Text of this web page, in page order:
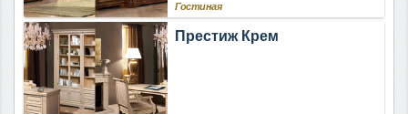
Гостиная
Престиж Крем